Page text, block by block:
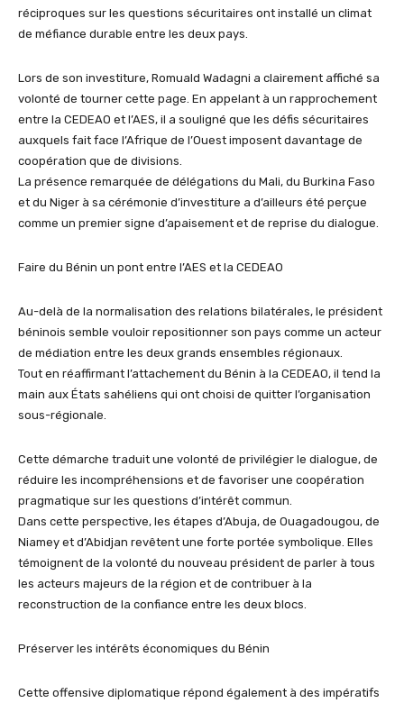
réciproques sur les questions sécuritaires ont installé un climat
de méfiance durable entre les deux pays.
Lors de son investiture, Romuald Wadagni a clairement affiché sa
volonté de tourner cette page. En appelant à un rapprochement
entre la CEDEAO et l’AES, il a souligné que les défis sécuritaires
auxquels fait face l’Afrique de l’Ouest imposent davantage de
coopération que de divisions.
La présence remarquée de délégations du Mali, du Burkina Faso
et du Niger à sa cérémonie d’investiture a d’ailleurs été perçue
comme un premier signe d’apaisement et de reprise du dialogue.
Faire du Bénin un pont entre l’AES et la CEDEAO
Au-delà de la normalisation des relations bilatérales, le président
béninois semble vouloir repositionner son pays comme un acteur
de médiation entre les deux grands ensembles régionaux.
Tout en réaffirmant l’attachement du Bénin à la CEDEAO, il tend la
main aux États sahéliens qui ont choisi de quitter l’organisation
sous-régionale.
Cette démarche traduit une volonté de privilégier le dialogue, de
réduire les incompréhensions et de favoriser une coopération
pragmatique sur les questions d’intérêt commun.
Dans cette perspective, les étapes d’Abuja, de Ouagadougou, de
Niamey et d’Abidjan revêtent une forte portée symbolique. Elles
témoignent de la volonté du nouveau président de parler à tous
les acteurs majeurs de la région et de contribuer à la
reconstruction de la confiance entre les deux blocs.
Préserver les intérêts économiques du Bénin
Cette offensive diplomatique répond également à des impératifs